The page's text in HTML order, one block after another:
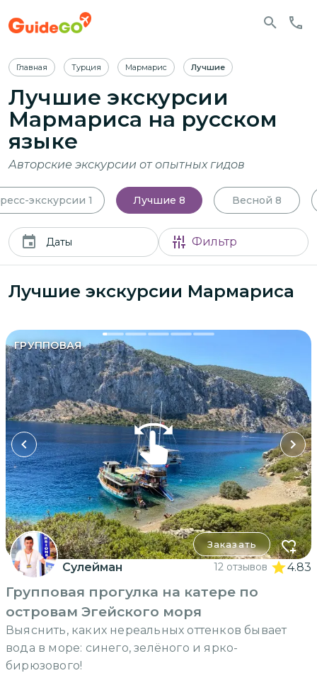
Главная Турция Мармарис Лучшие
Лучшие экскурсии
Мармариса на русском
языке
Авторские экскурсии от опытных гидов
экскурсии 1 Лучшие 8 Весной 8
Даты Фильтр
Лучшие экскурсии Мармариса
ГРУППОВАЯ
Заказать
Сулейман 12 отзывов 4.83
Групповая прогулка на катере по
островам Эгейского моря
Выяснить, каких нереальных оттенков бывает
вода в море: синего, зелёного и ярко-
бирюзового!